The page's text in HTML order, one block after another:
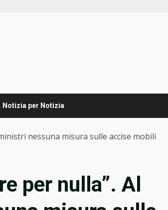
Notizia per Notizia
nessuna misura sulle accise mobili
per nulla”. Al